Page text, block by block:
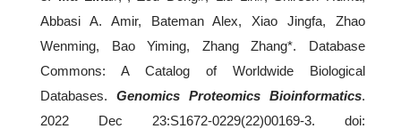
Abbasi A. Amir, Bateman Alex, Xiao Jingfa, Zhao
Wenming, Bao Yiming, Zhang Zhang*. Database
Commons: A Catalog of Worldwide Biological
Databases. Genomics Proteomics Bioinformatics.
2022 Dec 23:S1672-0229(22)00169-3. doi: